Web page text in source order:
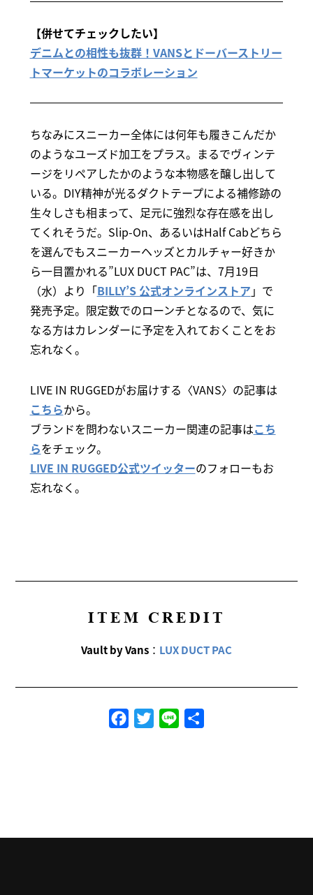
【併せてチェックしたい】
デニムとの相性も抜群！VANSとドーバーストリー
トマーケットのコラボレーション
ちなみにスニーカー全体には何年も履きこんだか
のようなユーズド加工をプラス。まるでヴィンテ
ージをリペアしたかのような本物感を醸し出して
いる。DIY精神が光るダクトテープによる補修跡の
生々しさも相まって、足元に強烈な存在感を出し
てくれそうだ。Slip-On、あるいはHalf Cabどちら
を選んでもスニーカーヘッズとカルチャー好きか
ら一目置かれる”LUX DUCT PAC”は、7月19日
（水）より「BILLY’S 公式オンラインストア 」で
発売予定。限定数でのローンチとなるので、気に
なる方はカレンダーに予定を入れておくことをお
忘れなく。
LIVE IN RUGGEDがお届けする〈VANS〉の記事は
こちらから。
ブランドを問わないスニーカー関連の記事はこち
らをチェック。
LIVE IN RUGGED公式ツイッターのフォローもお
忘れなく。
ITEM CREDIT
Vault by Vans： LUX DUCT PAC
FacebookTwitterLine